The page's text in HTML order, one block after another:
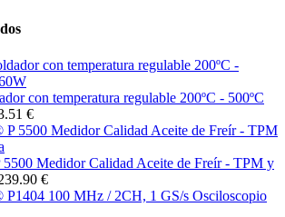
con temperatura regulable 200ºC - 500ºC
€
5500 Medidor Calidad Aceite de Freír - TPM y
€